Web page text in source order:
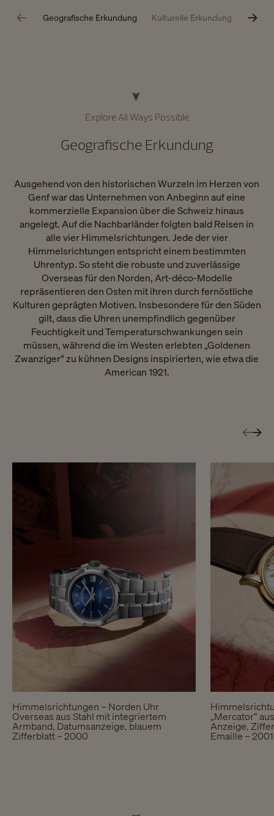
Geografische Erkundung Kulturelle Erkundung
Explore All Ways Possible​
Geografische Erkundung
Ausgehend von den historischen Wurzeln im Herzen von
Genf war das Unternehmen von Anbeginn auf eine
kommerzielle Expansion über die Schweiz hinaus
angelegt. Auf die Nachbarländer folgten bald Reisen in
alle vier Himmelsrichtungen. Jede der vier
Himmelsrichtungen entspricht einem bestimmten
Uhrentyp. So steht die robuste und zuverlässige
Overseas für den Norden, Art-déco-Modelle
repräsentieren den Osten mit ihren durch fernöstliche
Kulturen geprägten Motiven. Insbesondere für den Süden
gilt, dass die Uhren unempfindlich gegenüber
Feuchtigkeit und Temperaturschwankungen sein
müssen, während die im Westen erlebten „Goldenen
Zwanziger“ zu kühnen Designs inspirierten, wie etwa die
American 1921.
Himmelsrichtungen – Norden Uhr
Overseas aus Stahl mit integriertem
Armband, Datumsanzeige, blauem
Zifferblatt – 2000
„Mercator“
Anzeige,
Emaille – 2001